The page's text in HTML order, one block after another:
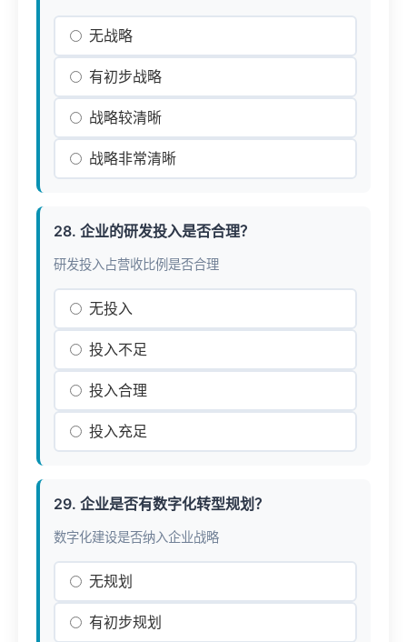
无战略
有初步战略
战略较清晰
战略非常清晰
28. 企业的研发投入是否合理？
研发投入占营收比例是否合理
无投入
投入不足
投入合理
投入充足
29. 企业是否有数字化转型规划？
数字化建设是否纳入企业战略
无规划
有初步规划